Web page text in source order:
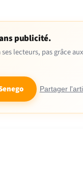
publicité.
ses lecteurs, pas grâce
Partager